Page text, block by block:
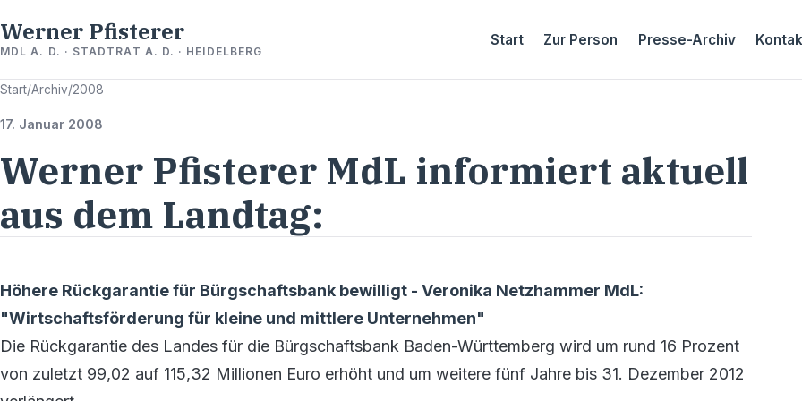
Werner Pfisterer
MDL A. D. · STADTRAT A. D. · HEIDELBERG
Start Zur Person Presse-Archiv
Start/Archiv/2008
17. Januar 2008
Werner Pfisterer MdL informiert aktuell
aus dem Landtag:
Höhere Rückgarantie für Bürgschaftsbank bewilligt - Veronika Netzhammer MdL:
"Wirtschaftsförderung für kleine und mittlere Unternehmen"
Die Rückgarantie des Landes für die Bürgschaftsbank Baden-Württemberg wird um rund 16 Prozent
von zuletzt 99,02 auf 115,32 Millionen Euro erhöht und um weitere fünf Jahre bis 31. Dezember 2012